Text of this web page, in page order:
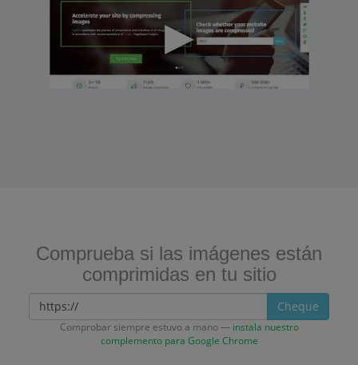
Comprueba si las imágenes están
comprimidas en tu sitio
Cheque
Comprobar siempre estuvo a mano — instala nuestro
complemento para Google Chrome